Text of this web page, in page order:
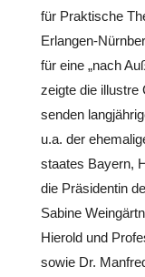
für Prak­ti­sche
Erlangen-
für eine „nach
zeigte die
sen­den
u.a. der
staa­tes Bayern,
die Prä­si­den­tin
Sabine
Hierold und
sowie Dr.